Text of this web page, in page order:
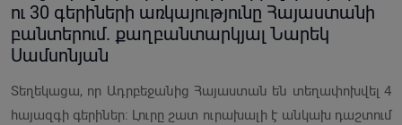
ու 30 գերիների առկայությունը Հայաստանի
բանտերում. քաղբանտարկյալ Նարեկ
Սամսոնյան
Տեղեկացա, որ Ադրբեջանից Հայաստան են տեղափոխվել 4
հայազգի գերիներ։ Լուրը շատ ուրախալի է անկախ դաշտում